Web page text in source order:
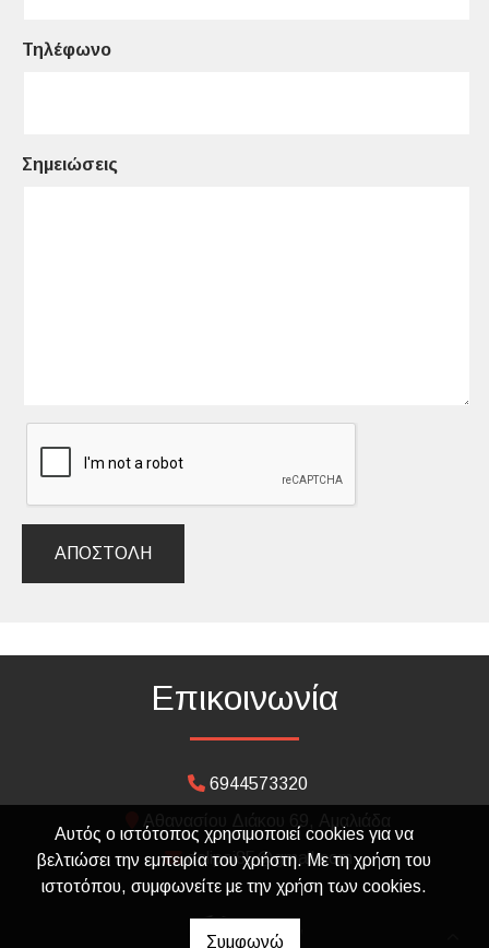
Τηλέφωνο
Σημειώσεις
ΑΠΟΣΤΟΛΉ
Επικοινωνία
6944573320
dalipai85@gmail.com
Αυτός ο ιστότοπος χρησιμοποιεί cookies για να
βελτιώσει την εμπειρία του χρήστη. Με τη χρήση του
ιστοτόπου, συμφωνείτε με την χρήση των cookies.
Συμφωνώ